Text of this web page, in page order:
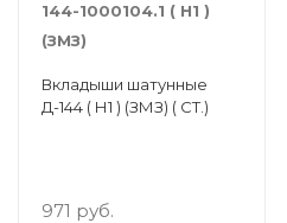
144-1000104.1 ( Н1 )
(ЗМЗ)
Вкладыши шатунные
Д-144 ( Н1 ) (ЗМЗ) ( СТ.)
971 руб.